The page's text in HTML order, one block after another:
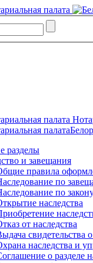
разделы
и завещания
правила
по
по
наследства
от наследства
свидетельства
наследства и
о разделе